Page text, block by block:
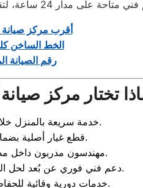
أقرب مركز صيانة
الخط الساخن
رقم الصيانة
تختار مركز
✅ خدمة سريعة بالمنزل خلال 24 ساعة.
✅ قطع غيار أصلية بضمان معتمد.
✅ مهندسون مدربون داخل مصانع كلفينيتور.
✅ دعم فني فوري عن بُعد لحل المشكلات البسيطة.
✅ خدمات دورية وقائية للحفاظ على الأجهزة.